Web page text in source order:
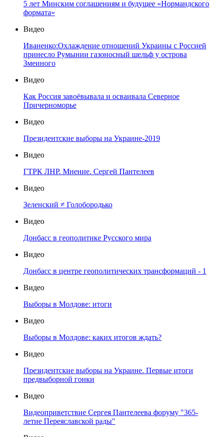
5 лет Минским соглашениям и будущее «Нормандского
формата»
Видео
Иваненко:Охлаждение отношений Украины с Россией
принесло Румынии газоносный шельф у острова
Змеиного
Видео
Как Россия завоёвывала и осваивала Северное
Причерноморье
Видео
Президентские выборы на Украине-2019
Видео
ГТРК ЛНР. Мнение. Сергей Пантелеев
Видео
Зеленский ≠ Голобородько
Видео
Донбасс в геополитике Русского мира
Видео
Донбасс в центре геополитических трансформаций - 1
Видео
Выборы в Молдове: итоги
Видео
Выборы в Молдове: каких итогов ждать?
Видео
Президентские выборы на Украине. Первые итоги
предвыборной гонки
Видео
Видеоприветствие Сергея Пантелеева форуму "365-
летие Переяславской рады"